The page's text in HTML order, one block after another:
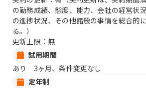
の勤務成績、態度、能力、会社の経営状
の進捗状況、その他諸般の事情を総合的
る。）
更新上限：無
試用期間
あり 3ヶ月、条件変更なし
定年制